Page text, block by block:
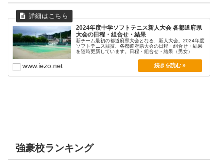
2024年度中学ソフトテニス新人大会 各都道府県
大会の日程・組合せ・結果
新チーム最初の都道府県大会となる、新人大会。2024年度
ソフトテニス競技、各都道府県大会の日程・組合せ・結果
を随時更新しています。日程・組合せ・結果（男女）
www.iezo.net
強豪校ランキング